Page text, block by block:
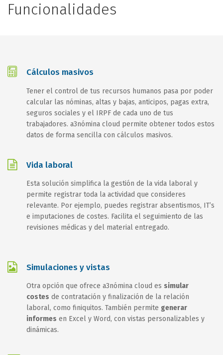
Funcionalidades
Cálculos masivos
Tener el control de tus recursos humanos pasa por poder
calcular las nóminas, altas y bajas, anticipos, pagas extra,
seguros sociales y el IRPF de cada uno de tus
trabajadores. a3nómina cloud permite obtener todos estos
datos de forma sencilla con cálculos masivos.
Vida laboral
Esta solución simplifica la gestión de la vida laboral y
permite registrar toda la actividad que consideres
relevante. Por ejemplo, puedes registrar absentismos, IT’s
e imputaciones de costes. Facilita el seguimiento de las
revisiones médicas y del material entregado.
Simulaciones y vistas
Otra opción que ofrece a3nómina cloud es simular
costes de contratación y finalización de la relación
laboral, como finiquitos. También permite generar
informes en Excel y Word, con vistas personalizables y
dinámicas.